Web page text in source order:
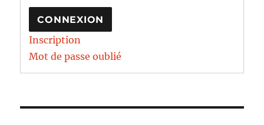
CONNEXION
Inscription
Mot de passe oublié